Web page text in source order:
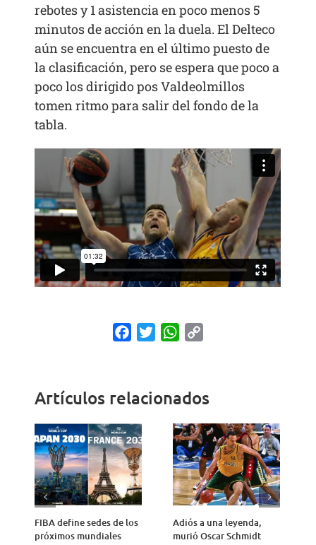
rebotes y 1 asistencia en poco menos 5
minutos de acción en la duela. El Delteco
aún se encuentra en el último puesto de
la clasificación, pero se espera que poco a
poco los dirigido pos Valdeolmillos
tomen ritmo para salir del fondo de la
tabla.
FacebookTwitterWhatsApp
Artículos relacionados
FIBA define sedes de los
próximos mundiales
Adiós a una leyenda,
murió Oscar Schmidt